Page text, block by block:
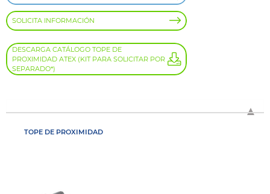
SOLICITA INFORMACIÓN
DESCARGA CATÁLOGO TOPE DE
PROXIMIDAD ATEX (KIT PARA SOLICITAR POR
SEPARADO*)
TOPE DE PROXIMIDAD